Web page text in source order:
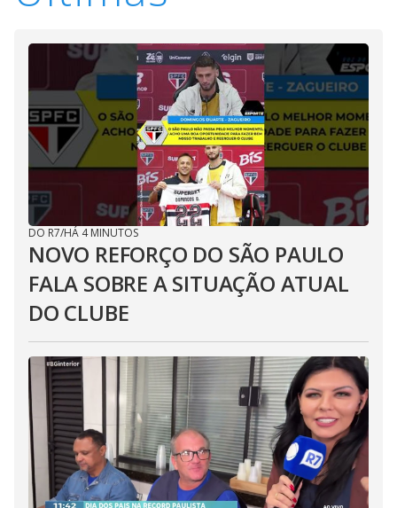
DO R7/HÁ 4 MINUTOS
NOVO REFORÇO DO SÃO PAULO
FALA SOBRE A SITUAÇÃO ATUAL
DO CLUBE